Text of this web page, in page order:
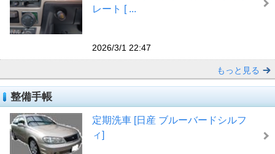
レート [ ...
2026/3/1 22:47
もっと見る
整備手帳
定期洗車 [日産 ブルーバードシルフ
ィ]